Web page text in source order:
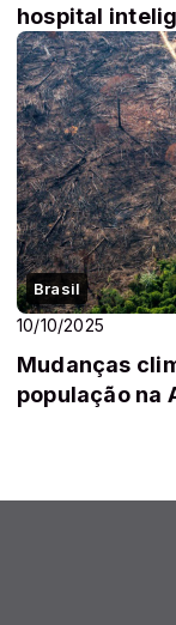
hospital
Brasil
10/10/2025
Mudanças
população na